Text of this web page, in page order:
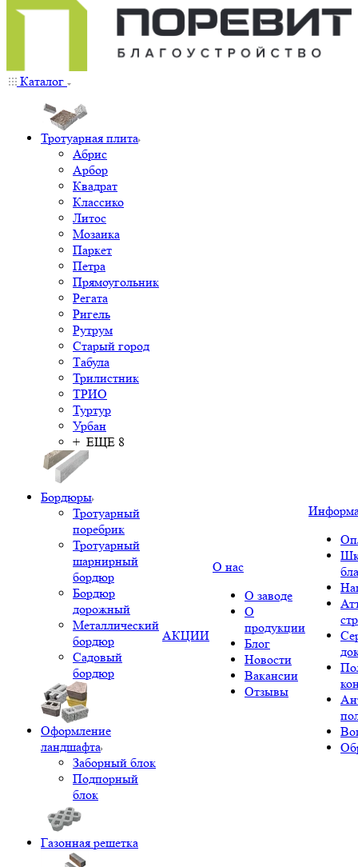
Каталог
Тротуарная плита
Абрис
Арбор
Квадрат
Классико
Литос
Мозаика
Паркет
Петра
Прямоугольник
Регата
Ригель
Рутрум
Старый город
Табула
Трилистник
ТРИО
Туртур
Урбан
+ ЕЩЕ 8
Бордюры
Тротуарный
поребрик
Тротуарный
шарнирный
бордюр
Бордюр
дорожный
Металлический
бордюр
Садовый
бордюр
Оформление
ландшафта
Заборный блок
Подпорный
блок
Газонная решетка
АКЦИИ
О нас
О заводе
О
продукции
Блог
Новости
Вакансии
Отзывы